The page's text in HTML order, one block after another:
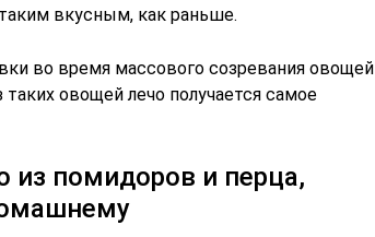
вкусным, как раньше.
во время массового созревания овощей
овощей лечо получается самое
из помидоров и перца,